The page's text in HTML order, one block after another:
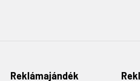
Reklámajándék